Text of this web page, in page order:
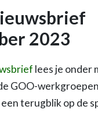
2023
lees je onder
GOO-
terugblik op de